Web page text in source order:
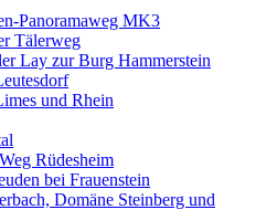
Panoramaweg MK3
Tälerweg
Lay zur Burg Hammerstein
und Rhein
Rüdesheim
bei Frauenstein
Domäne Steinberg und